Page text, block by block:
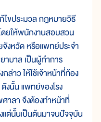
ขประมวล กฎหมายวิธี
ยให้พนักงานสอบสวน
งหวัด หรือแพทย์ประจำ
าบาล เป็นผู้ทำการ
าว ให้ใช้เจ้าหน้าที่ท้อง
งนั้น แพทย์ของโรง
าลา จึงต้องทำหน้าที่
ต่นั้นเป็นต้นมาจนปัจจุบัน